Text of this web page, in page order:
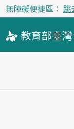
無障礙便捷區： 跳
教育部臺